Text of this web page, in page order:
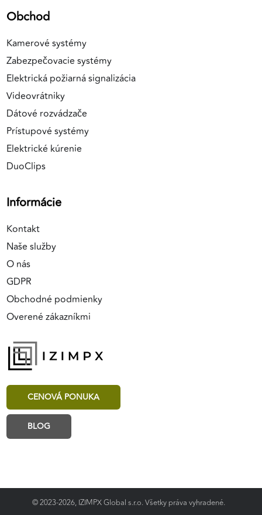
Obchod
Kamerové systémy
Zabezpečovacie systémy
Elektrická požiarná signalizácia
Videovrátniky
Dátové rozvádzače
Prístupové systémy
Elektrické kúrenie
DuoClips
Informácie
Kontakt
Naše služby
O nás
GDPR
Obchodné podmienky
Overené zákazníkmi
CENOVÁ PONUKA
BLOG
© 2023-2026, IZIMPX Global s.r.o. Všetky práva vyhradené.